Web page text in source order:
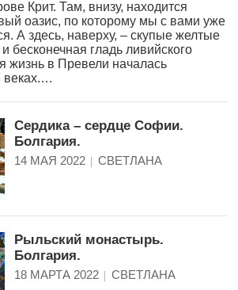
Крит. Там, внизу, находится
оазис, по которому мы с вами уже
А здесь, наверху, – скупые желтые
бесконечная гладь ливийского
жизнь в Превели началась
веках.…
Сердика – сердце Софии.
Болгария.
14 МАЯ 2022 СВЕТЛАНА
Рыльский монастырь.
Болгария.
18 МАРТА 2022 СВЕТЛАНА